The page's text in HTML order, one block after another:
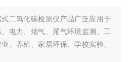
二氧化碳检测仪产品广泛应用于
电力、烟气、尾气环境监测、工
、养殖、家居环保、学校实验、